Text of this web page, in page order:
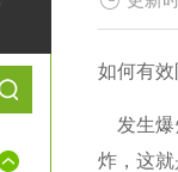
如何有
发生
炸，这